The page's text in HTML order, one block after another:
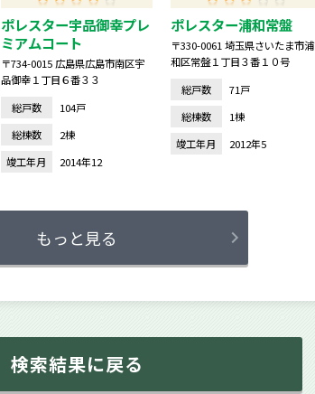
ポレスター宇品御幸プレ
ミアムコート
〒734-0015 広島県広島市南区宇
品御幸１丁目６番３３
総戸数
104戸
総棟数
2棟
竣工年月
2014年12
ポレスター浦和常盤
〒330-0061 埼玉県さいたま市浦
和区常盤１丁目３番１０号
総戸数
71戸
総棟数
1棟
竣工年月
2012年5
もっと見る
検索結果に戻る